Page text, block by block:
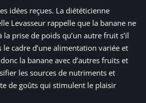
idées reçues. La diététicienne
Levasseur rappelle que la banane ne
prise de poids qu’un autre fruit s’il
cadre d’une alimentation variée et
la banane avec d’autres fruits et
les sources de nutriments et
de goûts qui stimulent le plaisir